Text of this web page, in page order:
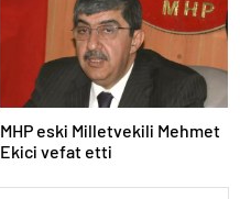
MHP eski Milletvekili Mehmet
Ekici vefat etti